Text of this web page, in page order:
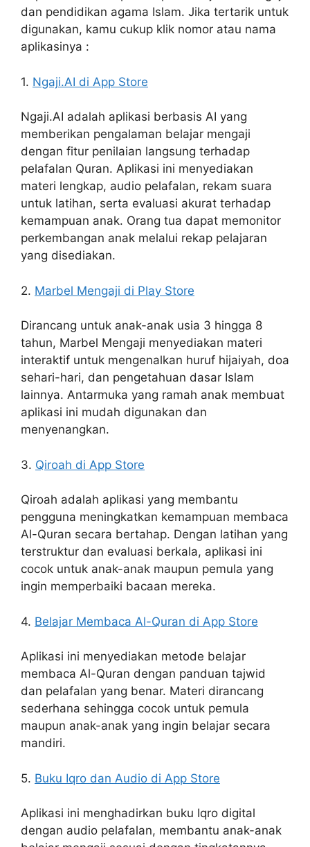
dan pendidikan agama Islam. Jika tertarik untuk
digunakan, kamu cukup klik nomor atau nama
aplikasinya :
1. Ngaji.AI di App Store
Ngaji.AI adalah aplikasi berbasis AI yang
memberikan pengalaman belajar mengaji
dengan fitur penilaian langsung terhadap
pelafalan Quran. Aplikasi ini menyediakan
materi lengkap, audio pelafalan, rekam suara
untuk latihan, serta evaluasi akurat terhadap
kemampuan anak. Orang tua dapat memonitor
perkembangan anak melalui rekap pelajaran
yang disediakan.
2. Marbel Mengaji di Play Store
Dirancang untuk anak-anak usia 3 hingga 8
tahun, Marbel Mengaji menyediakan materi
interaktif untuk mengenalkan huruf hijaiyah, doa
sehari-hari, dan pengetahuan dasar Islam
lainnya. Antarmuka yang ramah anak membuat
aplikasi ini mudah digunakan dan
menyenangkan.
3. Qiroah di App Store
Qiroah adalah aplikasi yang membantu
pengguna meningkatkan kemampuan membaca
Al-Quran secara bertahap. Dengan latihan yang
terstruktur dan evaluasi berkala, aplikasi ini
cocok untuk anak-anak maupun pemula yang
ingin memperbaiki bacaan mereka.
4. Belajar Membaca Al-Quran di App Store
Aplikasi ini menyediakan metode belajar
membaca Al-Quran dengan panduan tajwid
dan pelafalan yang benar. Materi dirancang
sederhana sehingga cocok untuk pemula
maupun anak-anak yang ingin belajar secara
mandiri.
5. Buku Iqro dan Audio di App Store
Aplikasi ini menghadirkan buku Iqro digital
dengan audio pelafalan, membantu anak-anak